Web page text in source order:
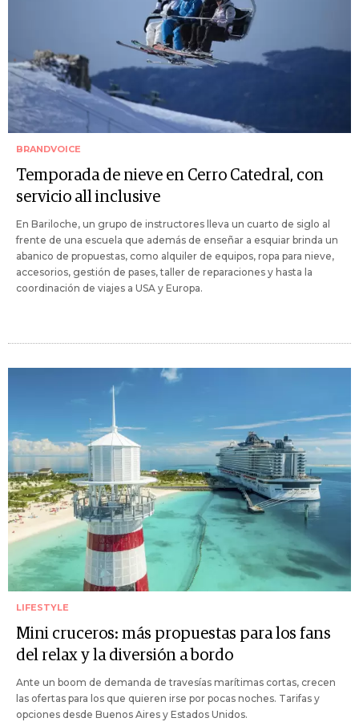
BRANDVOICE
Temporada de nieve en Cerro Catedral, con
servicio all inclusive
En Bariloche, un grupo de instructores lleva un cuarto de siglo al
frente de una escuela que además de enseñar a esquiar brinda un
abanico de propuestas, como alquiler de equipos, ropa para nieve,
accesorios, gestión de pases, taller de reparaciones y hasta la
coordinación de viajes a USA y Europa.
LIFESTYLE
Mini cruceros: más propuestas para los fans
del relax y la diversión a bordo
Ante un boom de demanda de travesías marítimas cortas, crecen
las ofertas para los que quieren irse por pocas noches. Tarifas y
opciones desde Buenos Aires y Estados Unidos.